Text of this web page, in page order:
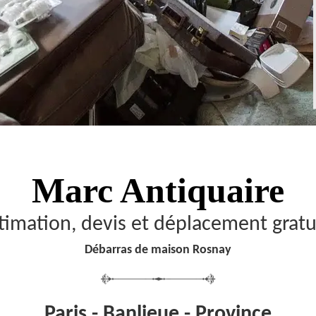
Marc Antiquaire
devis et déplacement
Débarras de maison Rosnay